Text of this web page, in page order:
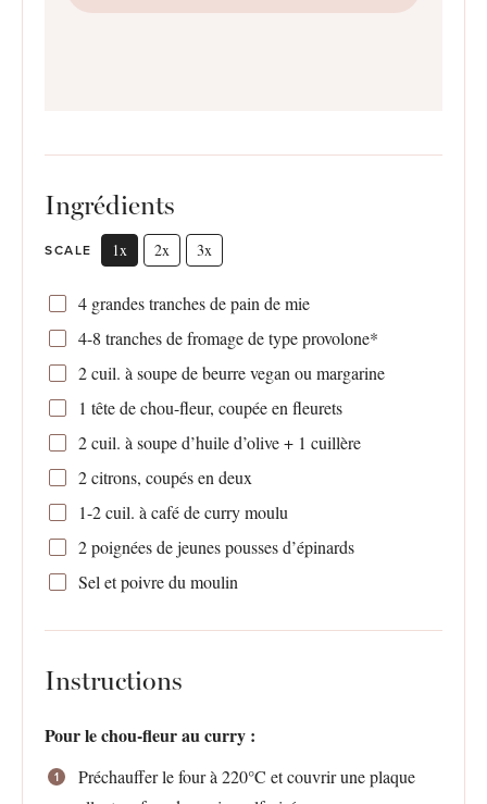
Ingrédients
SCALE 1x 2x 3x
4grandes tranches de pain de mie
4-8 tranches de fromage de type provolone*
2cuil. à soupe de beurre vegan ou margarine
1 tête de chou-fleur, coupée en fleurets
2cuil. à soupe d’huile d’olive + 1 cuillère
2citrons, coupés en deux
1-2cuil. à café de curry moulu
2poignées de jeunes pousses d’épinards
Sel et poivre du moulin
Instructions
Pour le chou-fleur au curry :
Préchauffer le four à 220°C et couvrir une plaque